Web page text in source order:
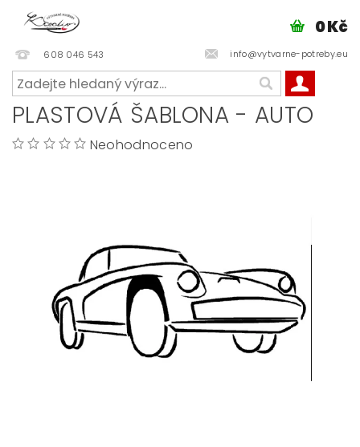
608 046 543 info@vytvarne-potreby.eu
0 Kč
PLASTOVÁ ŠABLONA - AUTO
Neohodnoceno